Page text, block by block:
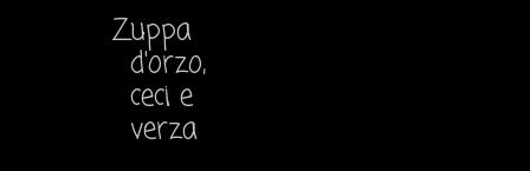
Zuppa
d'orzo,
ceci e
verza